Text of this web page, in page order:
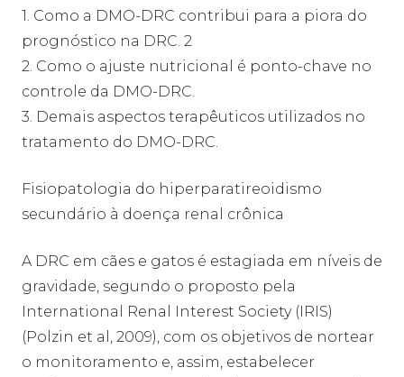
1. Como a DMO-DRC contribui para a piora do
prognóstico na DRC. 2
2. Como o ajuste nutricional é ponto-chave no
controle da DMO-DRC.
3. Demais aspectos terapêuticos utilizados no
tratamento do DMO-DRC.
Fisiopatologia do hiperparatireoidismo
secundário à doença renal crônica
A DRC em cães e gatos é estagiada em níveis de
gravidade, segundo o proposto pela
International Renal Interest Society (IRIS)
(Polzin et al, 2009), com os objetivos de nortear
o monitoramento e, assim, estabelecer